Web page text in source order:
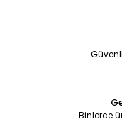
Binlerce